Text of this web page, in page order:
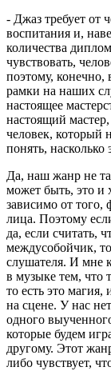
- Джаз требует от
воспитания и,
количества
чувствовать,
поэтому, конечно,
рамки на наших
настоящее
настоящий
человек, который
понять, насколько
Да, наш жанр не
может быть, это и
зависимо от того,
лица. Поэтому
да, если считать,
междусобойчик,
слушателя. И мне
в музыке тем, что
то есть это магия,
на сцене. У нас
одного
которые будем
другому. Этот
либо чувствует,